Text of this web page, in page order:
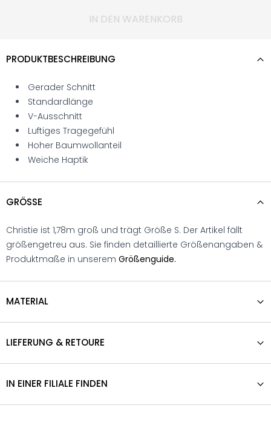
IN DEN WARENKORB
PRODUKTBESCHREIBUNG
Gerader Schnitt
Standardlänge
V-Ausschnitt
Luftiges Tragegefühl
Hoher Baumwollanteil
Weiche Haptik
GRÖSSE
Christie ist 1,78m groß und trägt Größe S. Der Artikel fällt
größengetreu aus. Sie finden detaillierte Größenangaben &
Produktmaße in unserem Größenguide.
MATERIAL
LIEFERUNG & RETOURE
IN EINER FILIALE FINDEN